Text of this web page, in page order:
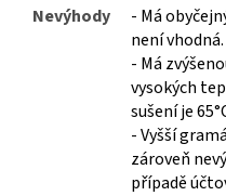
Nevýhody
- Má
není vhodná.
- Má
vysokých
sušení je
- Vyšší
zároveň
případě